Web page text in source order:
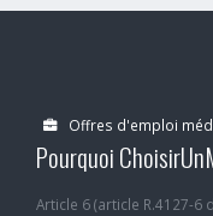
Offres d'emploi
Pourquoi
Article 6 (article R.4127-